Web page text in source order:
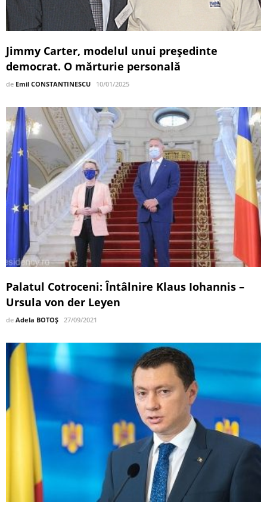
Jimmy Carter, modelul unui președinte
democrat. O mărturie personală
de Emil CONSTANTINESCU 10/01/2025
Palatul Cotroceni: Întâlnire Klaus Iohannis –
Ursula von der Leyen
de Adela BOTOȘ 27/09/2021